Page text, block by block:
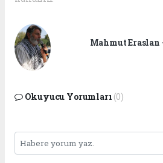
Mahmut Eraslan
Okuyucu Yorumları (0)